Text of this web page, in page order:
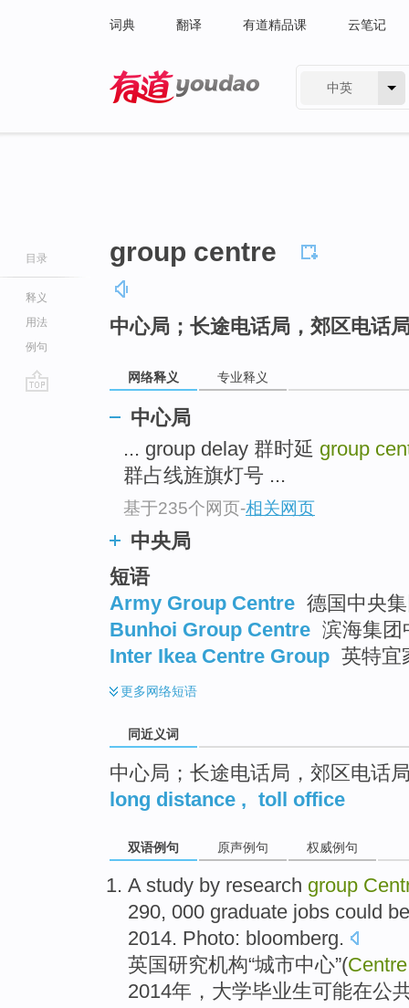
词典 翻译 有道精品课 云笔记
中英
目录
释义
用法
例句
group centre
中心局；长途电话局，郊区电话
网络释义 专业释义
中心局
... group delay 群时延 group
群占线旌旗灯号 ...
基于235个网页-相关网页
中央局
短语
Army Group Centre 德国中央
Bunhoi Group Centre 滨海集团
Inter Ikea Centre Group 英特宜
更多网络短语
同近义词
中心局；长途电话局，郊区电话
long distance , toll office
双语例句 原声例句 权威例句
A study by research group
290, 000 graduate jobs could be
2014. Photo: bloomberg.
英国研究机构“城市中心”(Centre
2014年，大学毕业生可能在公